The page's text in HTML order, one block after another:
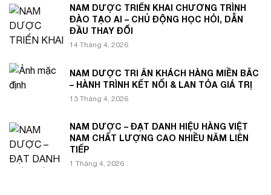
NAM DƯỢC TRIỂN KHAI CHƯƠNG TRÌNH
ĐÀO TẠO AI – CHỦ ĐỘNG HỌC HỎI, DẪN
ĐẦU THAY ĐỔI
14 Tháng 4, 2026
NAM DƯỢC TRI ÂN KHÁCH HÀNG MIỀN BẮC
– HÀNH TRÌNH KẾT NỐI & LAN TỎA GIÁ TRỊ
13 Tháng 4, 2026
NAM DƯỢC – ĐẠT DANH HIỆU HÀNG VIỆT
NAM CHẤT LƯỢNG CAO NHIỀU NĂM LIÊN
TIẾP
1 Tháng 4, 2026